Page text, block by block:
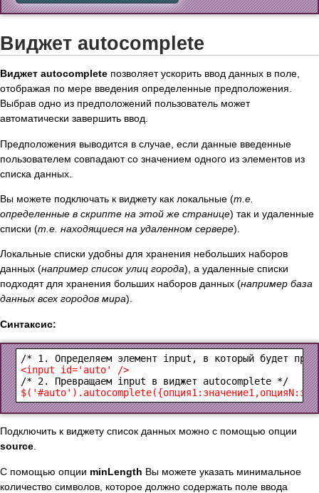
Виджет autocomplete
Виджет autocomplete позволяет ускорить ввод данных в поле,
отображая по мере введения определенные предположения.
Выбрав одно из предположений пользователь может
автоматически завершить ввод.
Предположения выводится в случае, если данные введенные
пользователем совпадают со значением одного из элементов из
списка данных.
Вы можете подключать к виджету как локальные (т.е.
определенные в скрипте на этой же странице) так и удаленные
списки (т.е. находящиеся на удаленном сервере).
Локальные списки удобны для хранения небольших наборов
данных (например список улиц города), а удаленные списки
подходят для хранения больших наборов данных (например база
данных всех городов мира).
Синтаксис:
<input id='auto' />
Подключить к виджету список данных можно с помощью опции
source.
С помощью опции minLength Вы можете указать минимальное
количество символов, которое должно содержать поле ввода